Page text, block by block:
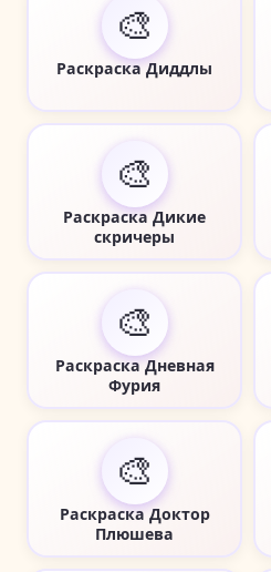
🎨
Раскраска Диддлы
🎨
Раскраска Дикие
скричеры
🎨
Раскраска Дневная
Фурия
🎨
Раскраска Доктор
Плюшева